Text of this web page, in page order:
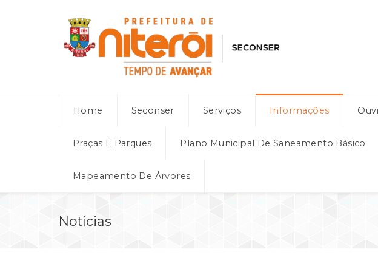
Home Seconser Serviços Informações
Praças E Parques Plano Municipal De Saneamento Básico
Mapeamento De Árvores
Notícias